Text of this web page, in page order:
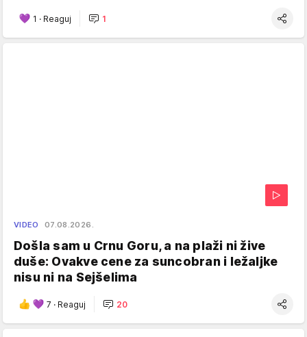
1 · Reaguj 1
VIDEO 07.08.2026.
Došla sam u Crnu Goru, a na plaži ni žive
duše: Ovakve cene za suncobran i ležaljke
nisu ni na Sejšelima
7 · Reaguj 20